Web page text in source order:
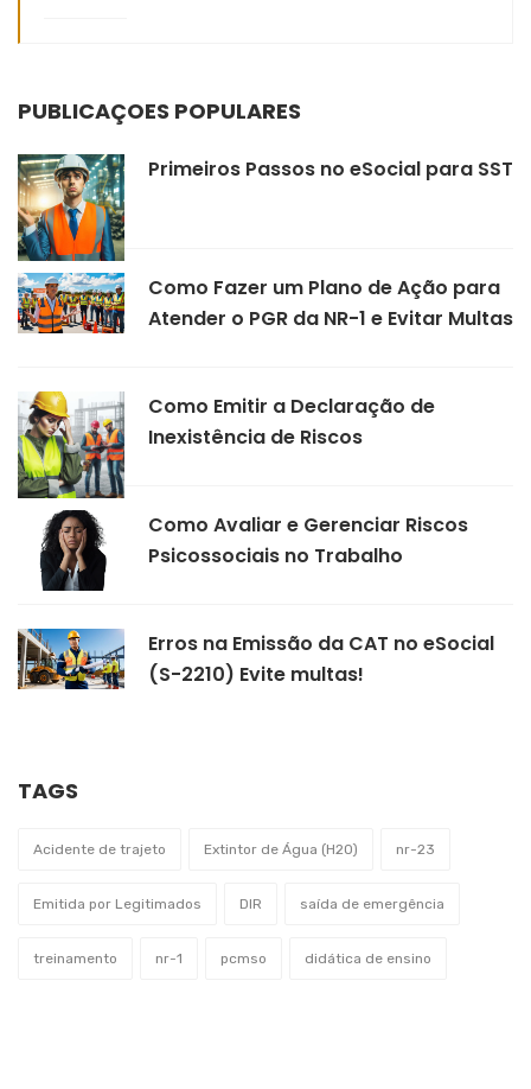
PUBLICAÇÕES POPULARES
Primeiros Passos no eSocial para SST
Como Fazer um Plano de Ação para
Atender o PGR da NR-1 e Evitar Multas
Como Emitir a Declaração de
Inexistência de Riscos
Como Avaliar e Gerenciar Riscos
Psicossociais no Trabalho
Erros na Emissão da CAT no eSocial
(S-2210) Evite multas!
TAGS
Acidente de trajeto Extintor de Água (H2O) nr-23
Emitida por Legitimados DIR saída de emergência
treinamento nr-1 pcmso didática de ensino